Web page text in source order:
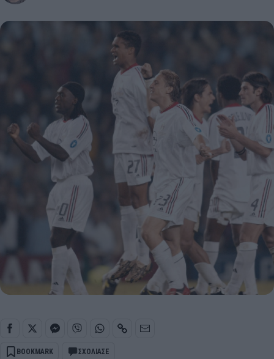
BOOKMARK ΣΧΟΛΙΑΣΕ